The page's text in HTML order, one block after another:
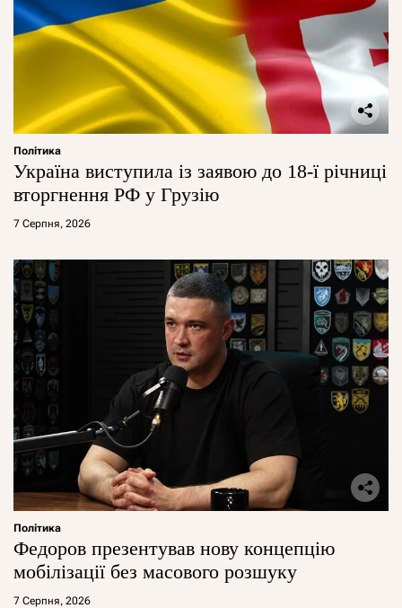
Політика
Україна виступила із заявою до 18-ї річниці
вторгнення РФ у Грузію
7 Серпня, 2026
Політика
Федоров презентував нову концепцію
мобілізації без масового розшуку
7 Серпня, 2026